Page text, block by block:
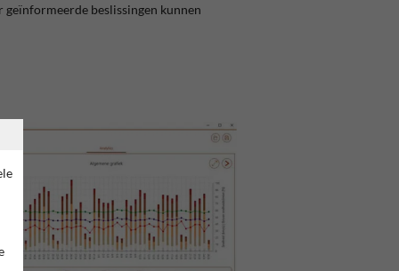
beslissingen kunnen